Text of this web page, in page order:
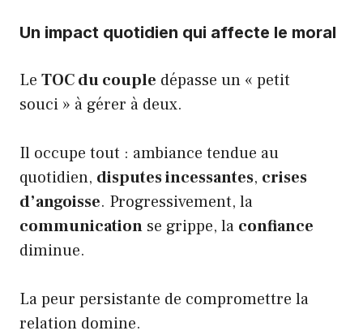
Un impact quotidien qui affecte le moral
Le TOC du couple dépasse un « petit
souci » à gérer à deux.
Il occupe tout : ambiance tendue au
quotidien, disputes incessantes, crises
d’angoisse. Progressivement, la
communication se grippe, la confiance
diminue.
La peur persistante de compromettre la
relation domine.